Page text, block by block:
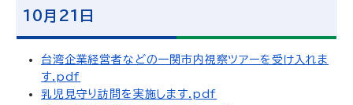
10月21日
台湾企業経営者などの一関市内視察ツアーを受け入れま
す.pdf
乳児見守り訪問を実施します.pdf